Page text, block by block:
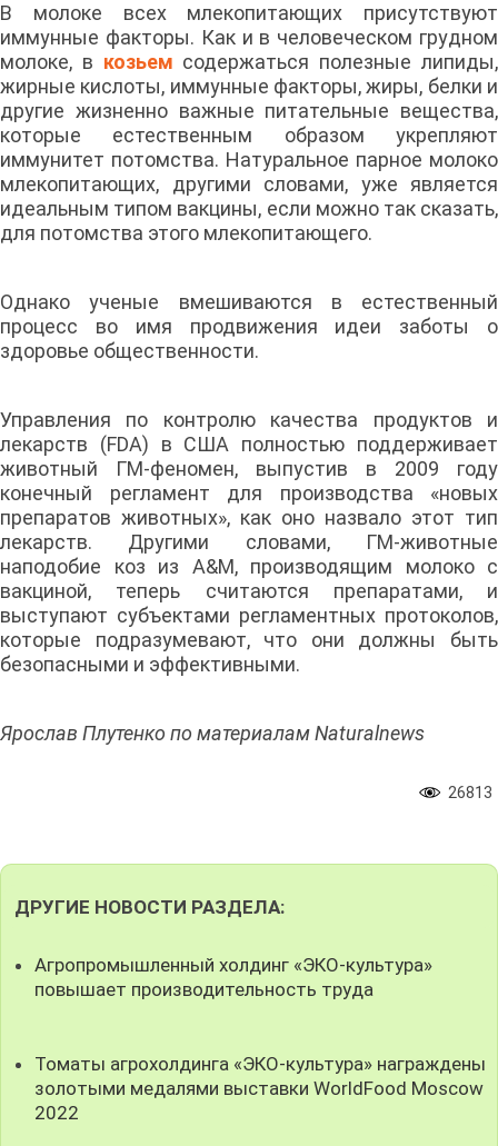
В молоке всех млекопитающих присутствуют
иммунные факторы. Как и в человеческом грудном
молоке, в козьем содержаться полезные липиды,
жирные кислоты, иммунные факторы, жиры, белки и
другие жизненно важные питательные вещества,
которые естественным образом укрепляют
иммунитет потомства. Натуральное парное молоко
млекопитающих, другими словами, уже является
идеальным типом вакцины, если можно так сказать,
для потомства этого млекопитающего.
Однако ученые вмешиваются в естественный
процесс во имя продвижения идеи заботы о
здоровье общественности.
Управления по контролю качества продуктов и
лекарств (FDA) в США полностью поддерживает
животный ГМ-феномен, выпустив в 2009 году
конечный регламент для производства «новых
препаратов животных», как оно назвало этот тип
лекарств. Другими словами, ГМ-животные
наподобие коз из A&M, производящим молоко с
вакциной, теперь считаются препаратами, и
выступают субъектами регламентных протоколов,
которые подразумевают, что они должны быть
безопасными и эффективными.
Ярослав Плутенко по материалам Naturalnews
26813
ДРУГИЕ НОВОСТИ РАЗДЕЛА:
Агропромышленный холдинг «ЭКО-культура»
повышает производительность труда
Томаты агрохолдинга «ЭКО-культура» награждены
золотыми медалями выставки WorldFood Moscow
2022